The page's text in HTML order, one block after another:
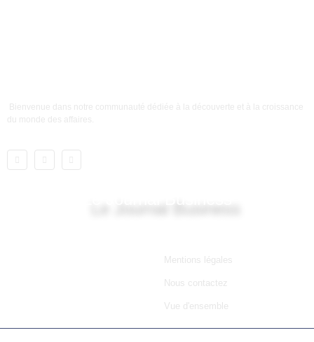
Bienvenue dans notre communauté dédiée à la découverte et à la croissance
du monde des affaires.
Mentions légales
Nous contactez
Vue d'ensemble